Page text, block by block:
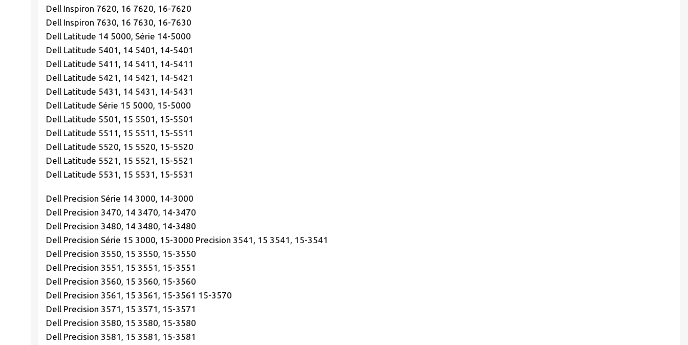
Dell Inspiron 7620, 16 7620, 16-7620
Dell Inspiron 7630, 16 7630, 16-7630
Dell Latitude 14 5000, Série 14-5000
Dell Latitude 5401, 14 5401, 14-5401
Dell Latitude 5411, 14 5411, 14-5411
Dell Latitude 5421, 14 5421, 14-5421
Dell Latitude 5431, 14 5431, 14-5431
Dell Latitude Série 15 5000, 15-5000
Dell Latitude 5501, 15 5501, 15-5501
Dell Latitude 5511, 15 5511, 15-5511
Dell Latitude 5520, 15 5520, 15-5520
Dell Latitude 5521, 15 5521, 15-5521
Dell Latitude 5531, 15 5531, 15-5531
Dell Precision Série 14 3000, 14-3000
Dell Precision 3470, 14 3470, 14-3470
Dell Precision 3480, 14 3480, 14-3480
Dell Precision Série 15 3000, 15-3000 Precision 3541, 15 3541, 15-3541
Dell Precision 3550, 15 3550, 15-3550
Dell Precision 3551, 15 3551, 15-3551
Dell Precision 3560, 15 3560, 15-3560
Dell Precision 3561, 15 3561, 15-3561 15-3570
Dell Precision 3571, 15 3571, 15-3571
Dell Precision 3580, 15 3580, 15-3580
Dell Precision 3581, 15 3581, 15-3581